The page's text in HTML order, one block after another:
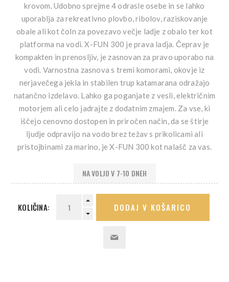
krovom. Udobno sprejme 4 odrasle osebe in se lahko
uporablja za rekreativno plovbo, ribolov, raziskovanje
obale ali kot čoln za povezavo večje ladje z obalo ter kot
platforma na vodi. X-FUN 300 je prava ladja. Čeprav je
kompakten in prenosljiv, je zasnovan za pravo uporabo na
vodi. Varnostna zasnova s tremi komorami, okovje iz
nerjavečega jekla in stabilen trup katamarana odražajo
natančno izdelavo. Lahko ga poganjate z vesli, električnim
motorjem ali celo jadrajte z dodatnim zmajem. Za vse, ki
iščejo cenovno dostopen in priročen način, da se štirje
ljudje odpravijo na vodo brez težav s prikolicami ali
pristojbinami za marino, je X-FUN 300 kot nalašč za vas.
NA VOLJO V 7-10 DNEH
KOLIČINA: DODAJ V KOŠARICO